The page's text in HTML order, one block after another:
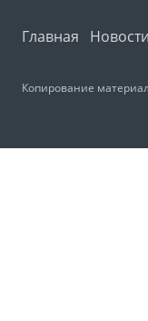
Главная Новости
Копирование